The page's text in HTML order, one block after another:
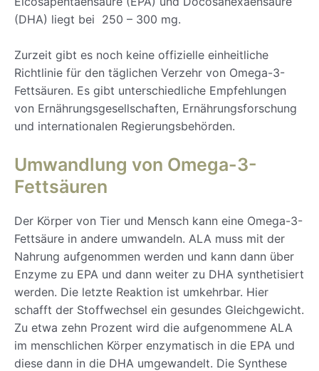
(DHA) liegt bei 250 – 300 mg.
Zurzeit gibt es noch keine offizielle einheitliche
Richtlinie für den täglichen Verzehr von Omega-3-
Fettsäuren. Es gibt unterschiedliche Empfehlungen
von Ernährungsgesellschaften, Ernährungsforschung
und internationalen Regierungsbehörden.
Umwandlung von Omega-3-
Fettsäuren
Der Körper von Tier und Mensch kann eine Omega-3-
Fettsäure in andere umwandeln. ALA muss mit der
Nahrung aufgenommen werden und kann dann über
Enzyme zu EPA und dann weiter zu DHA synthetisiert
werden. Die letzte Reaktion ist umkehrbar. Hier
schafft der Stoffwechsel ein gesundes Gleichgewicht.
Zu etwa zehn Prozent wird die aufgenommene ALA
im menschlichen Körper enzymatisch in die EPA und
diese dann in die DHA umgewandelt. Die Synthese